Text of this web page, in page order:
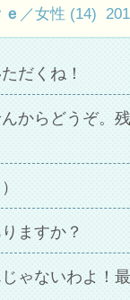
／女性 (14)
だくね！
からどうぞ。
ますか？
ゃないわよ！